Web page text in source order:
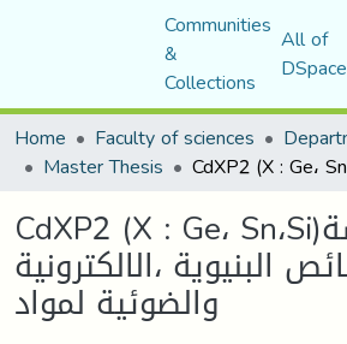
Communities
&
Collections
All of
DSpace
Home
Faculty of sciences
Master Thesis
CdXP2 (X : Ge، Sn،Si)دراسة
البنيوية ،الالكترونية
والضوئية لمواد